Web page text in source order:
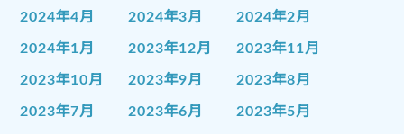
2024年4月 2024年3月 2024年2月
2024年1月 2023年12月 2023年11月
2023年10月 2023年9月 2023年8月
2023年7月 2023年6月 2023年5月